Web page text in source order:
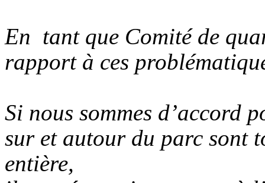
En tant que Comité de
rapport à ces
Si nous sommes d’accord
sur et autour du parc sont
entière,